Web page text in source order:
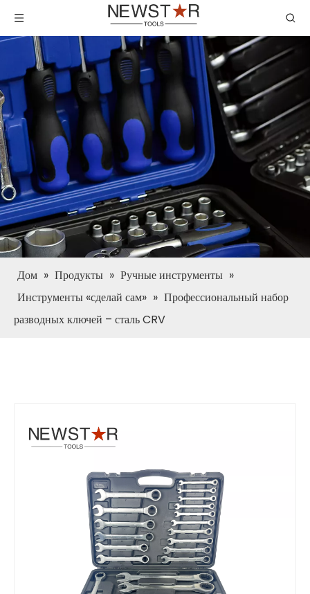
Дом » Продукты » Ручные инструменты »
Инструменты «сделай сам» » Профессиональный набор
разводных ключей – сталь CRV